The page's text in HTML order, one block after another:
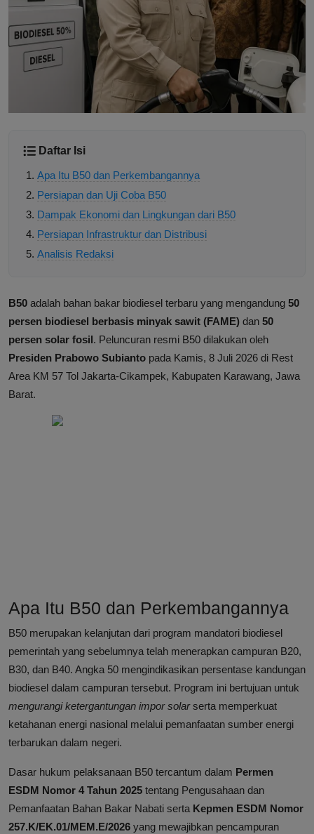
Daftar Isi
Apa Itu B50 dan Perkembangannya
Persiapan dan Uji Coba B50
Dampak Ekonomi dan Lingkungan dari B50
Persiapan Infrastruktur dan Distribusi
Analisis Redaksi
B50 adalah bahan bakar biodiesel terbaru yang mengandung 50
persen biodiesel berbasis minyak sawit (FAME) dan 50
persen solar fosil. Peluncuran resmi B50 dilakukan oleh
Presiden Prabowo Subianto pada Kamis, 8 Juli 2026 di Rest
Area KM 57 Tol Jakarta-Cikampek, Kabupaten Karawang, Jawa
Barat.
Apa Itu B50 dan Perkembangannya
B50 merupakan kelanjutan dari program mandatori biodiesel
pemerintah yang sebelumnya telah menerapkan campuran B20,
B30, dan B40. Angka 50 mengindikasikan persentase kandungan
biodiesel dalam campuran tersebut. Program ini bertujuan untuk
mengurangi ketergantungan impor solarserta memperkuat
ketahanan energi nasional melalui pemanfaatan sumber energi
terbarukan dalam negeri.
Dasar hukum pelaksanaan B50 tercantum dalam Permen
ESDM Nomor 4 Tahun 2025 tentang Pengusahaan dan
Pemanfaatan Bahan Bakar Nabati serta Kepmen ESDM Nomor
257.K/EK.01/MEM.E/2026 yang mewajibkan pencampuran